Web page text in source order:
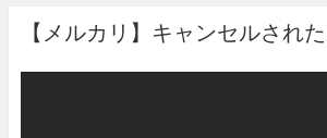
【メルカリ】キャンセルされ